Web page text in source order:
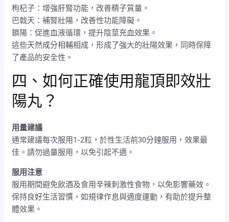
枸杞子：增強肝腎功能，改善精子質量。
巴戟天：補腎壯陽，改善性功能障礙。
鎖陽：促進血液循環，提升陰莖充血效果。
這些天然成分相輔相成，形成了強大的壯陽效果，同時保障
了產品的安全性。
四、如何正確使用龍頂即效壯
陽丸？
用量建議
通常建議每次服用1-2粒，於性生活前30分鐘服用，效果最
佳。請勿過量服用，以免引起不適。
服用注意
服用期間避免飲酒及食用辛辣刺激性食物，以免影響藥效。
保持良好生活習慣，如規律作息與適度運動，有助於提升整
體效果。